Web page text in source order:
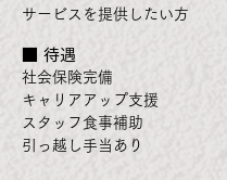
サービスを提供したい方
■ 待遇
社会保険完備
キャリアアップ支援
スタッフ食事補助
引っ越し手当あり